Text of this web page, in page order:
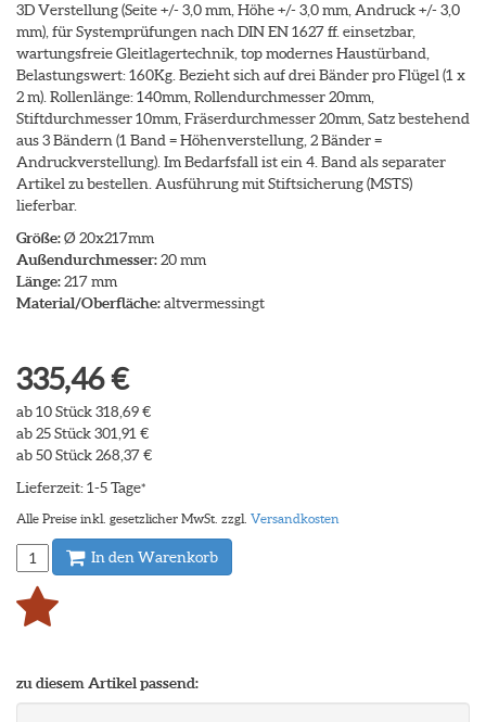
3D Verstellung (Seite +/- 3,0 mm, Höhe +/- 3,0 mm, Andruck +/- 3,0
mm), für Systemprüfungen nach DIN EN 1627 ff. einsetzbar,
wartungsfreie Gleitlagertechnik, top modernes Haustürband,
Belastungswert: 160Kg. Bezieht sich auf drei Bänder pro Flügel (1 x
2 m). Rollenlänge: 140mm, Rollendurchmesser 20mm,
Stiftdurchmesser 10mm, Fräserdurchmesser 20mm, Satz bestehend
aus 3 Bändern (1 Band = Höhenverstellung, 2 Bänder =
Andruckverstellung). Im Bedarfsfall ist ein 4. Band als separater
Artikel zu bestellen. Ausführung mit Stiftsicherung (MSTS)
lieferbar.
Größe:Ø 20x217mm
Außendurchmesser:20 mm
Länge:217 mm
Material/Oberfläche:altvermessingt
335,46 €
ab 10 Stück 318,69 €
ab 25 Stück 301,91 €
ab 50 Stück 268,37 €
Lieferzeit: 1-5 Tage*
Alle Preise inkl. gesetzlicher MwSt. zzgl. Versandkosten
In den Warenkorb
zu diesem Artikel passend: